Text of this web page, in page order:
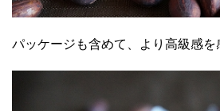
パッケージも含めて、より高級感を